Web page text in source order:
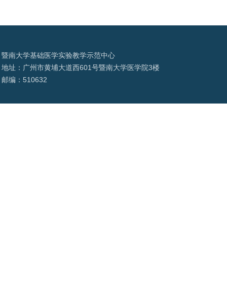
暨南大学基础医学实验教学示范中心
地址：广州市黄埔大道西601号暨南大学医学院3楼
邮编：510632